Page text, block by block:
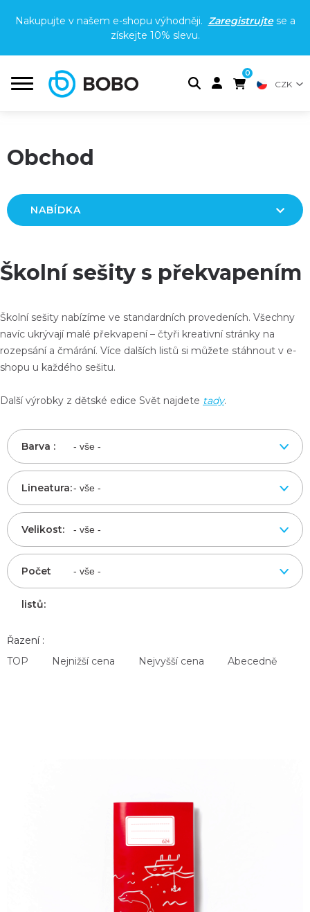
Nakupujte v našem e-shopu výhodněji. Zaregistrujtese a
získejte 10% slevu.
0
CZK
Obchod
NABÍDKA
Školní sešity s překvapením
Školní sešity nabízíme ve standardních provedeních. Všechny
navíc ukrývají malé překvapení – čtyři kreativní stránky na
rozepsání a čmárání. Více dalších listů si můžete stáhnout v e-
shopu u každého sešitu.
Další výrobky z dětské edice Svět najdete tady.
Barva :
Lineatura:
Velikost:
Počet
listů:
Řazení :
TOP
Nejnižší cena Nejvyšší cena Abecedně